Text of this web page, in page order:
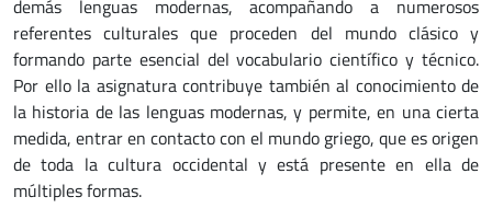
demás lenguas modernas, acompañando a numerosos
referentes culturales que proceden del mundo clásico y
formando parte esencial del vocabulario científico y técnico.
Por ello la asignatura contribuye también al conocimiento de
la historia de las lenguas modernas, y permite, en una cierta
medida, entrar en contacto con el mundo griego, que es origen
de toda la cultura occidental y está presente en ella de
múltiples formas.